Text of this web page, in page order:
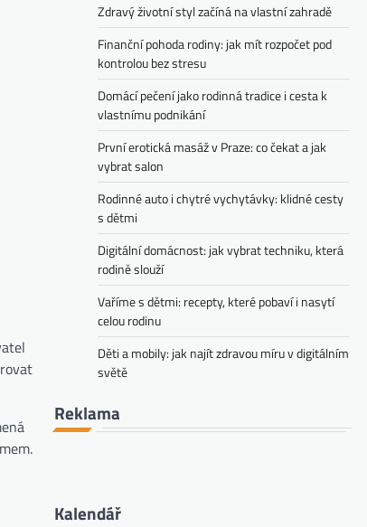
Zdravý životní styl začíná na vlastní zahradě
Finanční pohoda rodiny: jak mít rozpočet pod
kontrolou bez stresu
Domácí pečení jako rodinná tradice i cesta k
vlastnímu podnikání
První erotická masáž v Praze: co čekat a jak
vybrat salon
Rodinné auto i chytré vychytávky: klidné cesty
s dětmi
Digitální domácnost: jak vybrat techniku, která
rodině slouží
Vaříme s dětmi: recepty, které pobaví i nasytí
celou rodinu
Děti a mobily: jak najít zdravou míru v digitálním
světě
Reklama
Kalendář